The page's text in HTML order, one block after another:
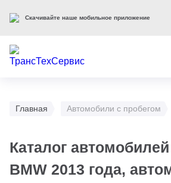
Главная Автомобили с пробегом
Каталог
BMW 2013 года,
Скачивайте наше мобильное приложение